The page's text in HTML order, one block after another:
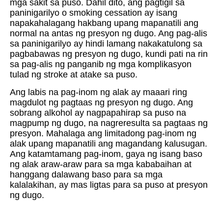
mga sakit sa puso. Dahil dito, ang pagtigil sa
paninigarilyo o smoking cessation ay isang
napakahalagang hakbang upang mapanatili ang
normal na antas ng presyon ng dugo. Ang pag-alis
sa paninigarilyo ay hindi lamang nakakatulong sa
pagbabawas ng presyon ng dugo, kundi pati na rin
sa pag-alis ng panganib ng mga komplikasyon
tulad ng stroke at atake sa puso.
Ang labis na pag-inom ng alak ay maaari ring
magdulot ng pagtaas ng presyon ng dugo. Ang
sobrang alkohol ay nagpapahirap sa puso na
magpump ng dugo, na nagreresulta sa pagtaas ng
presyon. Mahalaga ang limitadong pag-inom ng
alak upang mapanatili ang magandang kalusugan.
Ang katamtamang pag-inom, gaya ng isang baso
ng alak araw-araw para sa mga kababaihan at
hanggang dalawang baso para sa mga
kalalakihan, ay mas ligtas para sa puso at presyon
ng dugo.